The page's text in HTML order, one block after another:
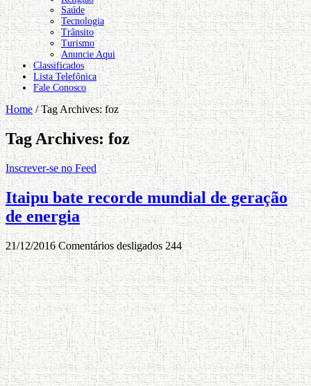
Saúde
Tecnologia
Trânsito
Turismo
Anuncie Aqui
Classificados
Lista Telefônica
Fale Conosco
Home/Tag Archives: foz
Tag Archives:foz
Inscrever-se no Feed
Itaipu bate recorde mundial de geração
de energia
21/12/2016 Comentários desligados 244